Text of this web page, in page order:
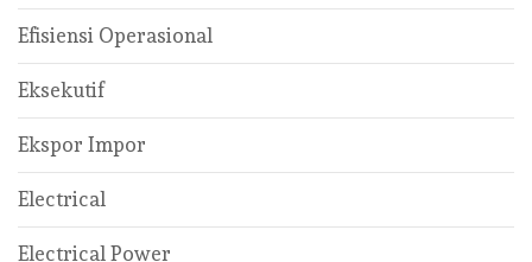
Efisiensi Operasional
Eksekutif
Ekspor Impor
Electrical
Electrical Power